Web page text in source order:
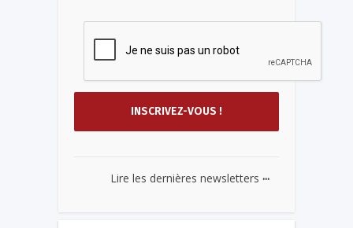
Lire les dernières newsletters ...